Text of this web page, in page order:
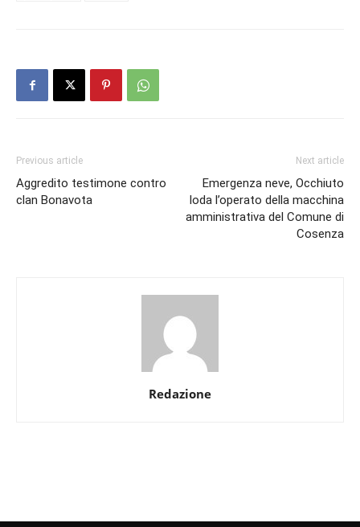
Previous article
Aggredito testimone contro
clan Bonavota
Next article
Emergenza neve, Occhiuto
loda l’operato della macchina
amministrativa del Comune di
Cosenza
Redazione